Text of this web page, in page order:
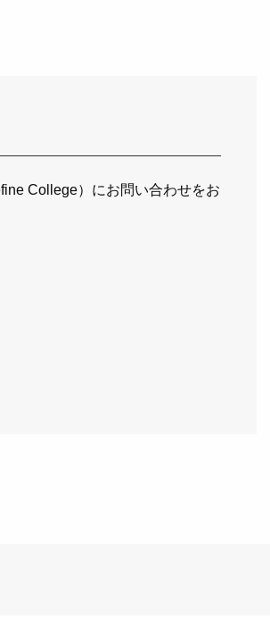
損・改ざん・漏洩などを防止す
かりした個人情報は、当サイト
ます。
個人情報を第三者に開示いた
College）にお問い合わせをお